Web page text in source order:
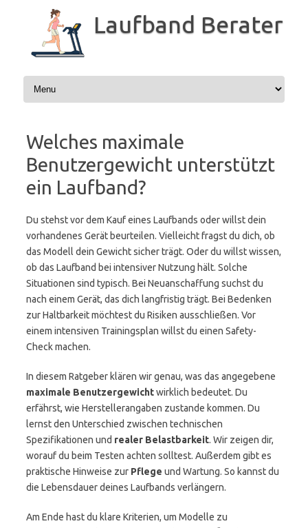
springen
Laufband Berater
Welches maximale
Benutzergewicht unterstützt
ein Laufband?
Du stehst vor dem Kauf eines Laufbands oder willst dein
vorhandenes Gerät beurteilen. Vielleicht fragst du dich, ob
das Modell dein Gewicht sicher trägt. Oder du willst wissen,
ob das Laufband bei intensiver Nutzung hält. Solche
Situationen sind typisch. Bei Neuanschaffung suchst du
nach einem Gerät, das dich langfristig trägt. Bei Bedenken
zur Haltbarkeit möchtest du Risiken ausschließen. Vor
einem intensiven Trainingsplan willst du einen Safety-
Check machen.
In diesem Ratgeber klären wir genau, was das angegebene
maximale Benutzergewichtwirklich bedeutet. Du
erfährst, wie Herstellerangaben zustande kommen. Du
lernst den Unterschied zwischen technischen
Spezifikationen und realer Belastbarkeit. Wir zeigen dir,
worauf du beim Testen achten solltest. Außerdem gibt es
praktische Hinweise zur Pflege und Wartung. So kannst du
die Lebensdauer deines Laufbands verlängern.
Am Ende hast du klare Kriterien, um Modelle zu